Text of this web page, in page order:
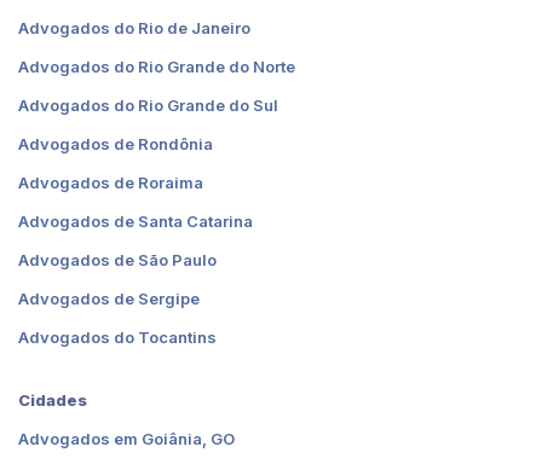
Advogados do Rio de Janeiro
Advogados do Rio Grande do Norte
Advogados do Rio Grande do Sul
Advogados de Rondônia
Advogados de Roraima
Advogados de Santa Catarina
Advogados de São Paulo
Advogados de Sergipe
Advogados do Tocantins
Cidades
Advogados em Goiânia, GO